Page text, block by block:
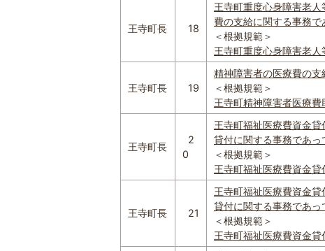
王寺町長 18
王寺町重度心身障害老
費の支給に関する事務
＜根拠規範＞
王寺町重度心身障害老
王寺町長 19
精神障害者の医療費の
＜根拠規範＞
王寺町精神障害者医療
王寺町長
2
0
王寺町福祉医療費資金
貸付に関する事務であ
＜根拠規範＞
王寺町福祉医療費資金
王寺町長 21
王寺町福祉医療費資金
貸付に関する事務であ
＜根拠規範＞
王寺町福祉医療費資金